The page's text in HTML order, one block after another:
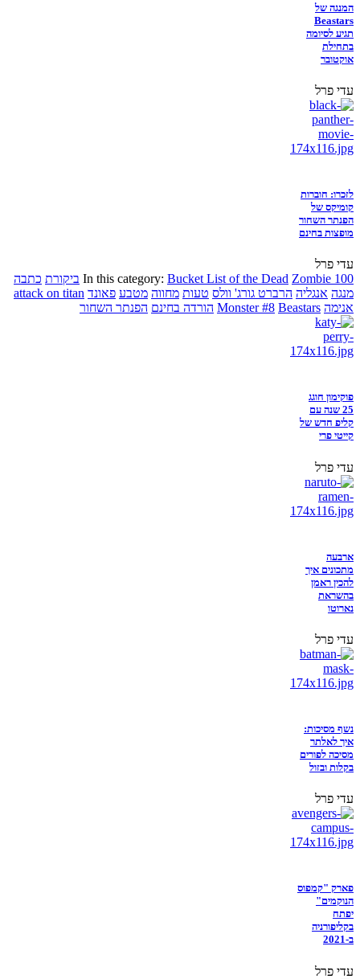
המנגה של
Beastars
תגיע לסיומה
בתחילת
אוקטובר
עדי פרל
לזכרו: חוברות
קומיקס של
הפנתר השחור
מופצות בחינם
עדי פרל
In this category: Bucket List of the Dead Zombie 100 ביקורת כתבה
מנגה אנגליה הרברט גורג' וולס טעות מחווה מטבע פאונד attack on titan
אנימה
Monster #8 Beastars הורדה בחינם הפנתר השחור
פוקימון חוגג
25 שנה עם
קליפ חדש של
קייטי פרי
עדי פרל
ארבעה
מתכונים איך
להכין ראמן
בהשראת
נארוטו
עדי פרל
נשף מסיכות:
איך לאלתר
מסיכה לפורים
בקלות ובזול
עדי פרל
פארק "קמפוס
הנוקמים"
יפתח
בקליפורניה
ב-2021
עדי פרל